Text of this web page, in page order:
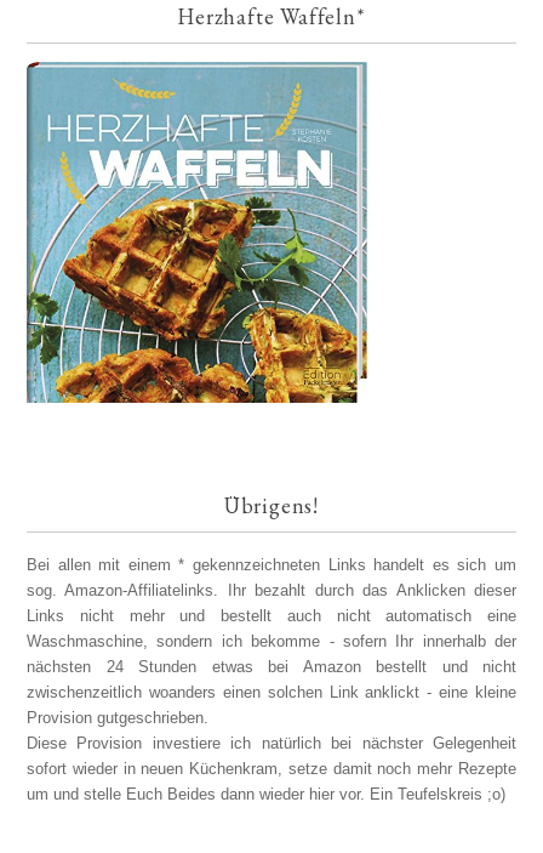
Herzhafte Waffeln*
Übrigens!
Bei allen mit einem * gekennzeichneten Links handelt es sich um
sog. Amazon-Affiliatelinks. Ihr bezahlt durch das Anklicken dieser
Links nicht mehr und bestellt auch nicht automatisch eine
Waschmaschine, sondern ich bekomme - sofern Ihr innerhalb der
nächsten 24 Stunden etwas bei Amazon bestellt und nicht
zwischenzeitlich woanders einen solchen Link anklickt - eine kleine
Provision gutgeschrieben.
Diese Provision investiere ich natürlich bei nächster Gelegenheit
sofort wieder in neuen Küchenkram, setze damit noch mehr Rezepte
um und stelle Euch Beides dann wieder hier vor. Ein Teufelskreis ;o)